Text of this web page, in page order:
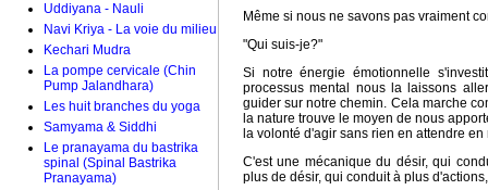
Uddiyana - Nauli
Navi Kriya - La voie du milieu
Kechari Mudra
La pompe cervicale (Chin
Pump Jalandhara)
Les huit branches du yoga
Samyama & Siddhi
Le pranayama du bastrika
spinal (Spinal Bastrika
Pranayama)
Même si nous ne savons pas vraiment
"Qui suis-je?"
Si notre énergie émotionnelle
processus mental nous la laissons
guider sur notre chemin. Cela marche
la nature trouve le moyen de nous
la volonté d'agir sans rien en attendre
C'est une mécanique du désir, qui
plus de désir, qui conduit à plus